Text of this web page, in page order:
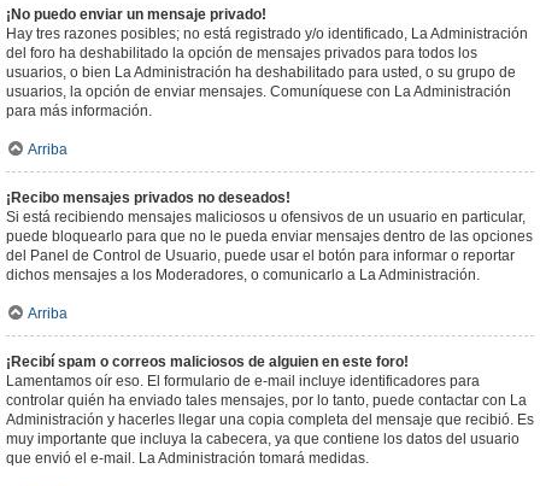
¡No puedo enviar un mensaje privado!
Hay tres razones posibles; no está registrado y/o identificado, La Administración
del foro ha deshabilitado la opción de mensajes privados para todos los
usuarios, o bien La Administración ha deshabilitado para usted, o su grupo de
usuarios, la opción de enviar mensajes. Comuníquese con La Administración
para más información.
Arriba
¡Recibo mensajes privados no deseados!
Si está recibiendo mensajes maliciosos u ofensivos de un usuario en particular,
puede bloquearlo para que no le pueda enviar mensajes dentro de las opciones
del Panel de Control de Usuario, puede usar el botón para informar o reportar
dichos mensajes a los Moderadores, o comunicarlo a La Administración.
Arriba
¡Recibí spam o correos maliciosos de alguien en este foro!
Lamentamos oír eso. El formulario de e-mail incluye identificadores para
controlar quién ha enviado tales mensajes, por lo tanto, puede contactar con La
Administración y hacerles llegar una copia completa del mensaje que recibió. Es
muy importante que incluya la cabecera, ya que contiene los datos del usuario
que envió el e-mail. La Administración tomará medidas.